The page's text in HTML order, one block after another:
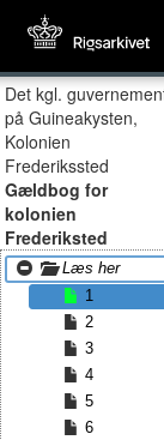
Det kgl.
på Guineakysten,
Kolonien
Frederikssted
Gældbog for
kolonien
Frederiksted
Læs her
1
2
3
4
5
6